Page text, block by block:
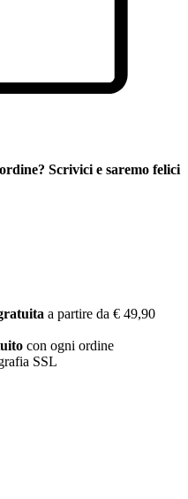
Scrivici e saremo felici
a partire da € 49,90
con ogni ordine
SSL